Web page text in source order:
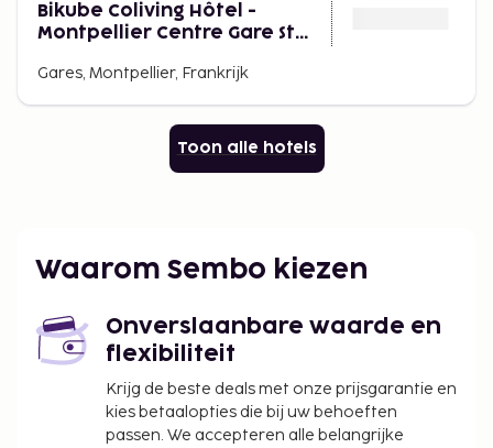
Bikube Coliving Hôtel -
Montpellier Centre Gare St
Gares, Montpellier, Frankrijk
Toon alle hotels
Waarom Sembo kiezen
Onverslaanbare waarde en
flexibiliteit
Krijg de beste deals met onze prijsgarantie en
kies betaalopties die bij uw behoeften
passen. We accepteren alle belangrijke